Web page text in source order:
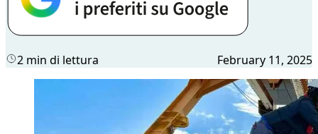
2 min di lettura February 11, 2025